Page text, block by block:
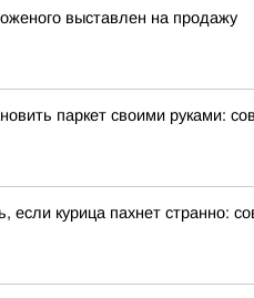
выставлен на продажу
паркет своими руками:
если курица пахнет странно: